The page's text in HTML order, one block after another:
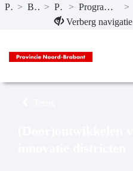
Naar hoofdinhoud
Publicaties> Begroting 2024 > Programma’s > Programma 5 Economie, Kennis en Talentontwikkeling >
Verberg navigatie